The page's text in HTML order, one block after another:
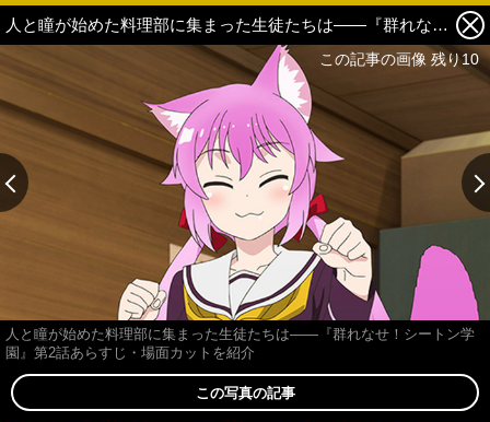
人と瞳が始めた料理部に集まった生徒たちは――『群れなせ！シートン学園』第2話あらすじ・場面カットを紹介 6枚目の写真・画像
人と瞳が始めた料理部に集まった生徒たちは――『群れなせ！シートン学
園』第2話あらすじ・場面カットを紹介
この写真の記事
この記事の画像 残り10